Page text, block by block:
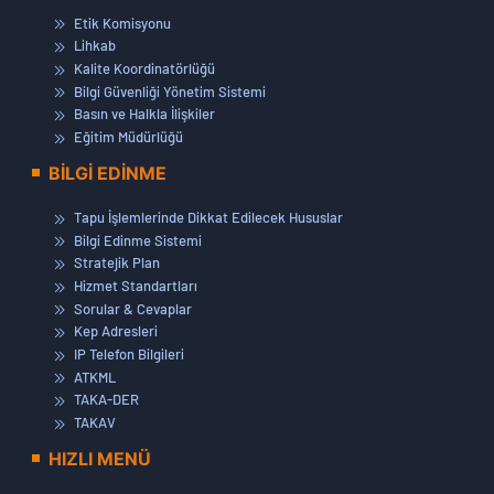
Görevde Yükselme ve Ünvan Değişikliği Sınavı Sonuçları
(Başarı Sıralı Listeler)
16 Şubat 2026
İhtiyati Tedbir Şerhi Hakkında Duyuru
10 Şubat 2026
2013/11 Sayılı Genelgede Yapılan Değişiklikler Hakkında
09 Şubat 2026
EKPSS 2026/1 İle ÖSYM Tarafından Kurumumuz Emrine
Yerleştirilen Adaylar Hakkında Duyuru
05 Şubat 2026
AYAP 3. GRUP KADASTRO GÜNCELLEME İŞİ Açıklama
Metni
15-27/01/2026 TARİHLERİ ARASINDA YAPILAN GÖREVDE
YÜKSELME VE ÜNVAN DEĞİŞİKLİĞİ SÖZLÜ SINAV
SONUÇLARI VE İTİRAZ USÜLLERİNE DAİR DUYURU
30 Ocak 2026
Etik Komisyonu
Lihkab
Kalite Koordinatörlüğü
Bilgi Güvenliği Yönetim Sistemi
Basın ve Halkla İlişkiler
Eğitim Müdürlüğü
BİLGİ EDİNME
Tapu İşlemlerinde Dikkat Edilecek Hususlar
Bilgi Edinme Sistemi
Stratejik Plan
Hizmet Standartları
Sorular & Cevaplar
Kep Adresleri
IP Telefon Bilgileri
ATKML
TAKA-DER
TAKAV
HIZLI MENÜ